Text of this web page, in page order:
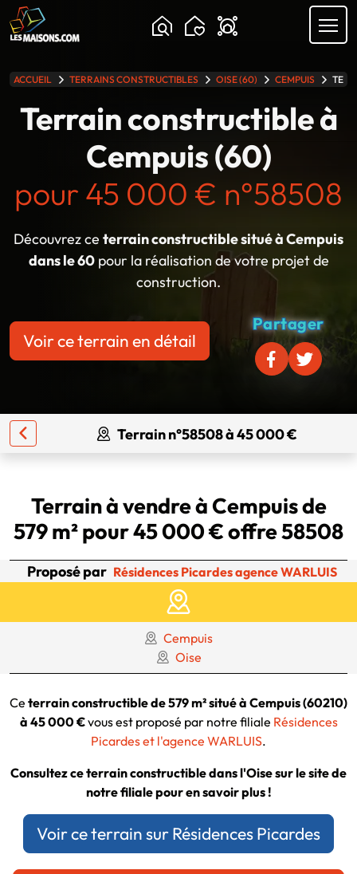
Chargement...
ACCUEIL TERRAINS CONSTRUCTIBLES OISE (60) CEMPUIS
Terrain constructible à
Cempuis (60)
pour 45 000 € n°58508
Découvrez ce terrain constructible situé à Cempuis
dans le 60pour la réalisation de votre projet de
construction.
Voir ce terrain en détail
Partager
Terrain n°58508 à 45 000 €
Terrain à vendre à Cempuis de
579 m² pour 45 000 € offre 58508
Proposé par Résidences Picardes agence WARLUIS
Cempuis
Oise
Ce terrain constructible de 579 m² situé à Cempuis (60210)
à 45 000 €vous est proposé par notre filiale Résidences
Picardes et l'agence WARLUIS.
Consultez ce terrain constructible dans l'Oise sur le site de
notre filiale pour en savoir plus !
Voir ce terrain sur Résidences Picardes